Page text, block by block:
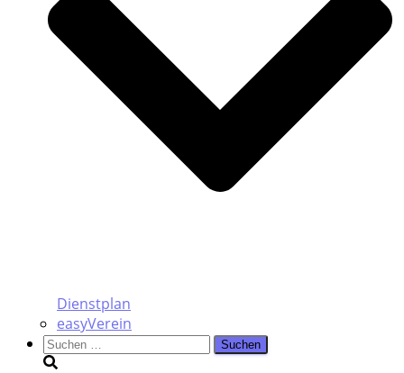
Dienstplan
easyVerein
Suchen
nach: